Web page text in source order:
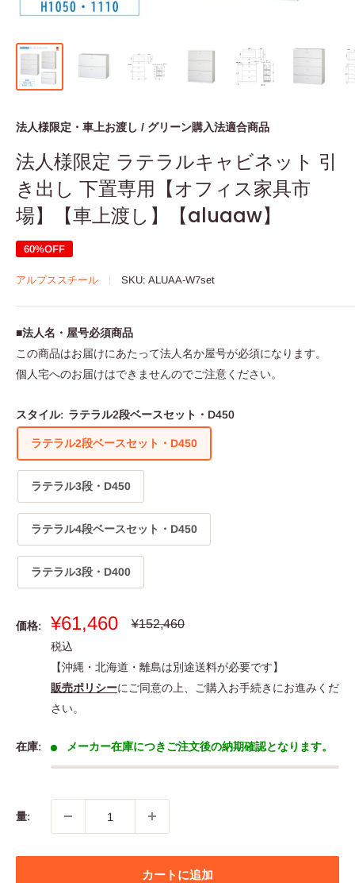
法人様限定・車上お渡し / グリーン購入法適合商品
法人様限定 ラテラルキャビネット 引
き出し 下置専用【オフィス家具市
場】【車上渡し】【aluaaw】
60%OFF
アルプススチール SKU: ALUAA-W7set
■法人名・屋号必須商品
この商品はお届けにあたって法人名か屋号が必須になります。
個人宅へのお届けはできませんのでご注意ください。
スタイル: ラテラル2段ベースセット・D450
ラテラル2段ベースセット・D450
ラテラル3段・D450
ラテラル4段ベースセット・D450
ラテラル3段・D400
価格:
販
売
価
格
¥61,460
通
格
¥152,460
税込
【沖縄・北海道・離島は別途送料が必要です】
販売ポリシーにご同意の上、ご購入お手続きにお進みくだ
さい。
在庫: メーカー在庫につきご注文後の納期確認となります。
量:
カートに追加